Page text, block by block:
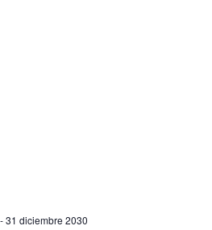
-31 diciembre 2030